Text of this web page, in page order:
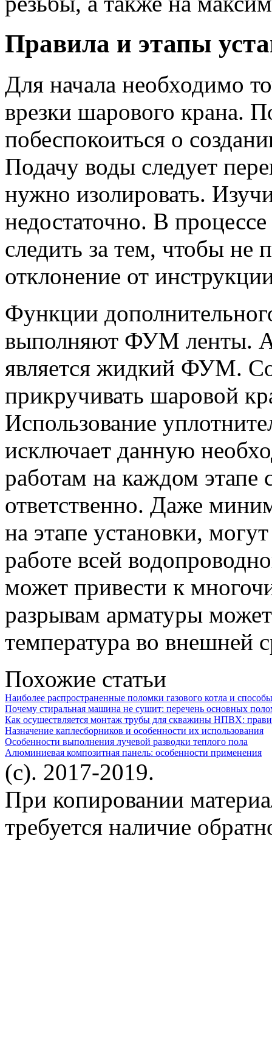
Правила и этапы
Для начала необходимо
врезки шарового крана.
побеспокоиться о
Подачу воды следует
нужно изолировать.
недостаточно. В
следить за тем, чтобы не
отклонение от
Функции
выполняют ФУМ ленты.
является жидкий ФУМ.
прикручивать шаровой
Использование
исключает данную
работам на каждом этапе
ответственно. Даже
на этапе установки,
работе всей
может привести к
разрывам арматуры
температура во внешней
Похожие статьи
Наиболее распространенные поломки газового котла и
Почему стиральная машина не сушит: перечень основных
Как осуществляется монтаж трубы для скважины НПВХ:
Назначение каплесборников и особенности их использования
Особенности выполнения лучевой разводки теплого пола
Алюминиевая композитная панель: особенности применения
(c). 2017-2019.
При копировании
требуется наличие